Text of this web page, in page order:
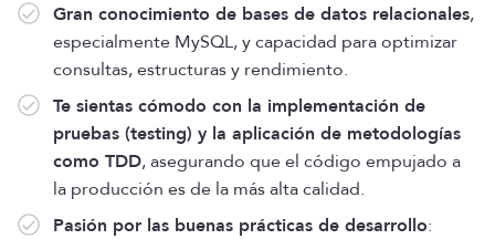
Gran conocimiento de bases de datos relacionales,
especialmente MySQL, y capacidad para optimizar
consultas, estructuras y rendimiento.
Te sientas cómodo con la implementación de
pruebas (testing) y la aplicación de metodologías
como TDD, asegurando que el código empujado a
la producción es de la más alta calidad.
Pasión por las buenas prácticas de desarrollo: